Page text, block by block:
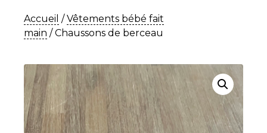
Accueil /Vêtements bébé fait
main / Chaussons de berceau